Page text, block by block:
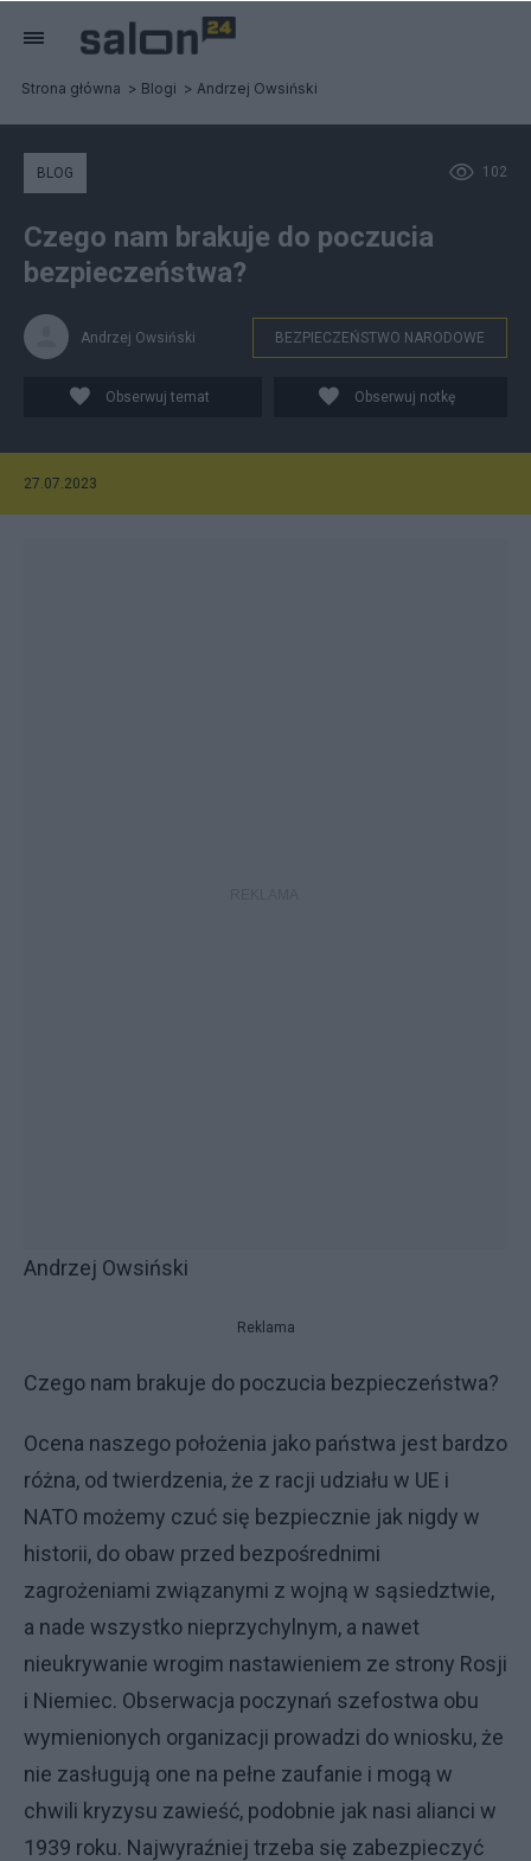
Strona główna Blogi Andrzej Owsiński
102
BLOG
Czego nam brakuje do poczucia
bezpieczeństwa?
Andrzej Owsiński BEZPIECZEŃSTWO NARODOWE
Obserwuj temat Obserwuj notkę
27.07.2023
Andrzej Owsiński
Reklama
Czego nam brakuje do poczucia bezpieczeństwa?
Ocena naszego położenia jako państwa jest bardzo
różna, od twierdzenia, że z racji udziału w UE i
NATO możemy czuć się bezpiecznie jak nigdy w
historii, do obaw przed bezpośrednimi
zagrożeniami związanymi z wojną w sąsiedztwie,
a nade wszystko nieprzychylnym, a nawet
nieukrywanie wrogim nastawieniem ze strony Rosji
i Niemiec. Obserwacja poczynań szefostwa obu
wymienionych organizacji prowadzi do wniosku, że
nie zasługują one na pełne zaufanie i mogą w
chwili kryzysu zawieść, podobnie jak nasi alianci w
1939 roku. Najwyraźniej trzeba się zabezpieczyć